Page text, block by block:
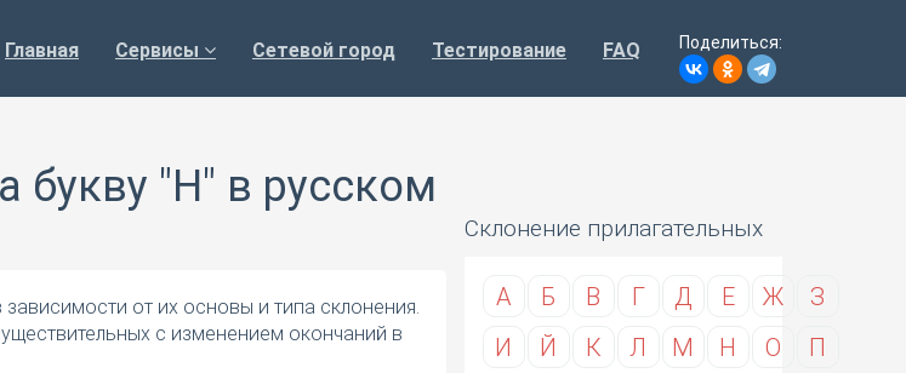
Главная Сервисы Сетевой город Тестирование FAQ Поделиться:
букву "Н" в русском
от их основы и типа склонения.
с изменением окончаний в
Склонение прилагательных
А Б В Г Д Е Ж
З
И
Й К Л М Н О
П